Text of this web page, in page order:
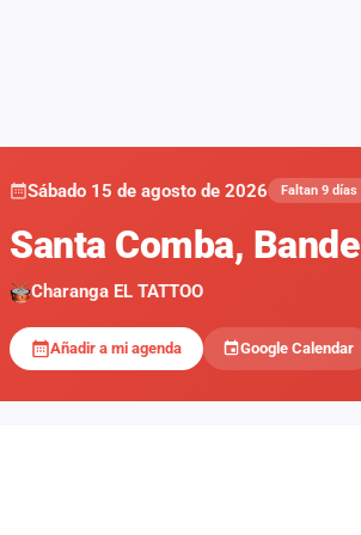
Sábado 15 de agosto de 2026 Faltan 9 días
Santa Comba, Bande
Charanga EL TATTOO
Añadir a mi agenda Google Calendar